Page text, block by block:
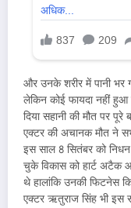
और उनके शरीर में पानी भर
लेकिन कोई फायदा नहीं
दिया सहानी की मौत पर
एक्टर की अचानक मौत ने
इस साल 8 सितंबर को
चुके विकास को हार्ट अटैक
थे हालांकि उनकी फिटनेस
एक्टर ऋतुराज सिंह भी इस